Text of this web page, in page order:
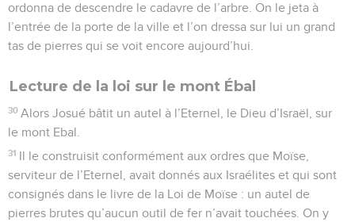
ordonna de descendre le cadavre de l’arbre. On le jeta à
l’entrée de la porte de la ville et l’on dressa sur lui un grand
tas de pierres qui se voit encore aujourd’hui.
Lecture de la loi sur le mont Ébal
30 Alors Josué bâtit un autel à l’Eternel, le Dieu d’Israël, sur
le mont Ebal.
31 Il le construisit conformément aux ordres que Moïse,
serviteur de l’Eternel, avait donnés aux Israélites et qui sont
consignés dans le livre de la Loi de Moïse : un autel de
pierres brutes qu’aucun outil de fer n’avait touchées. On y